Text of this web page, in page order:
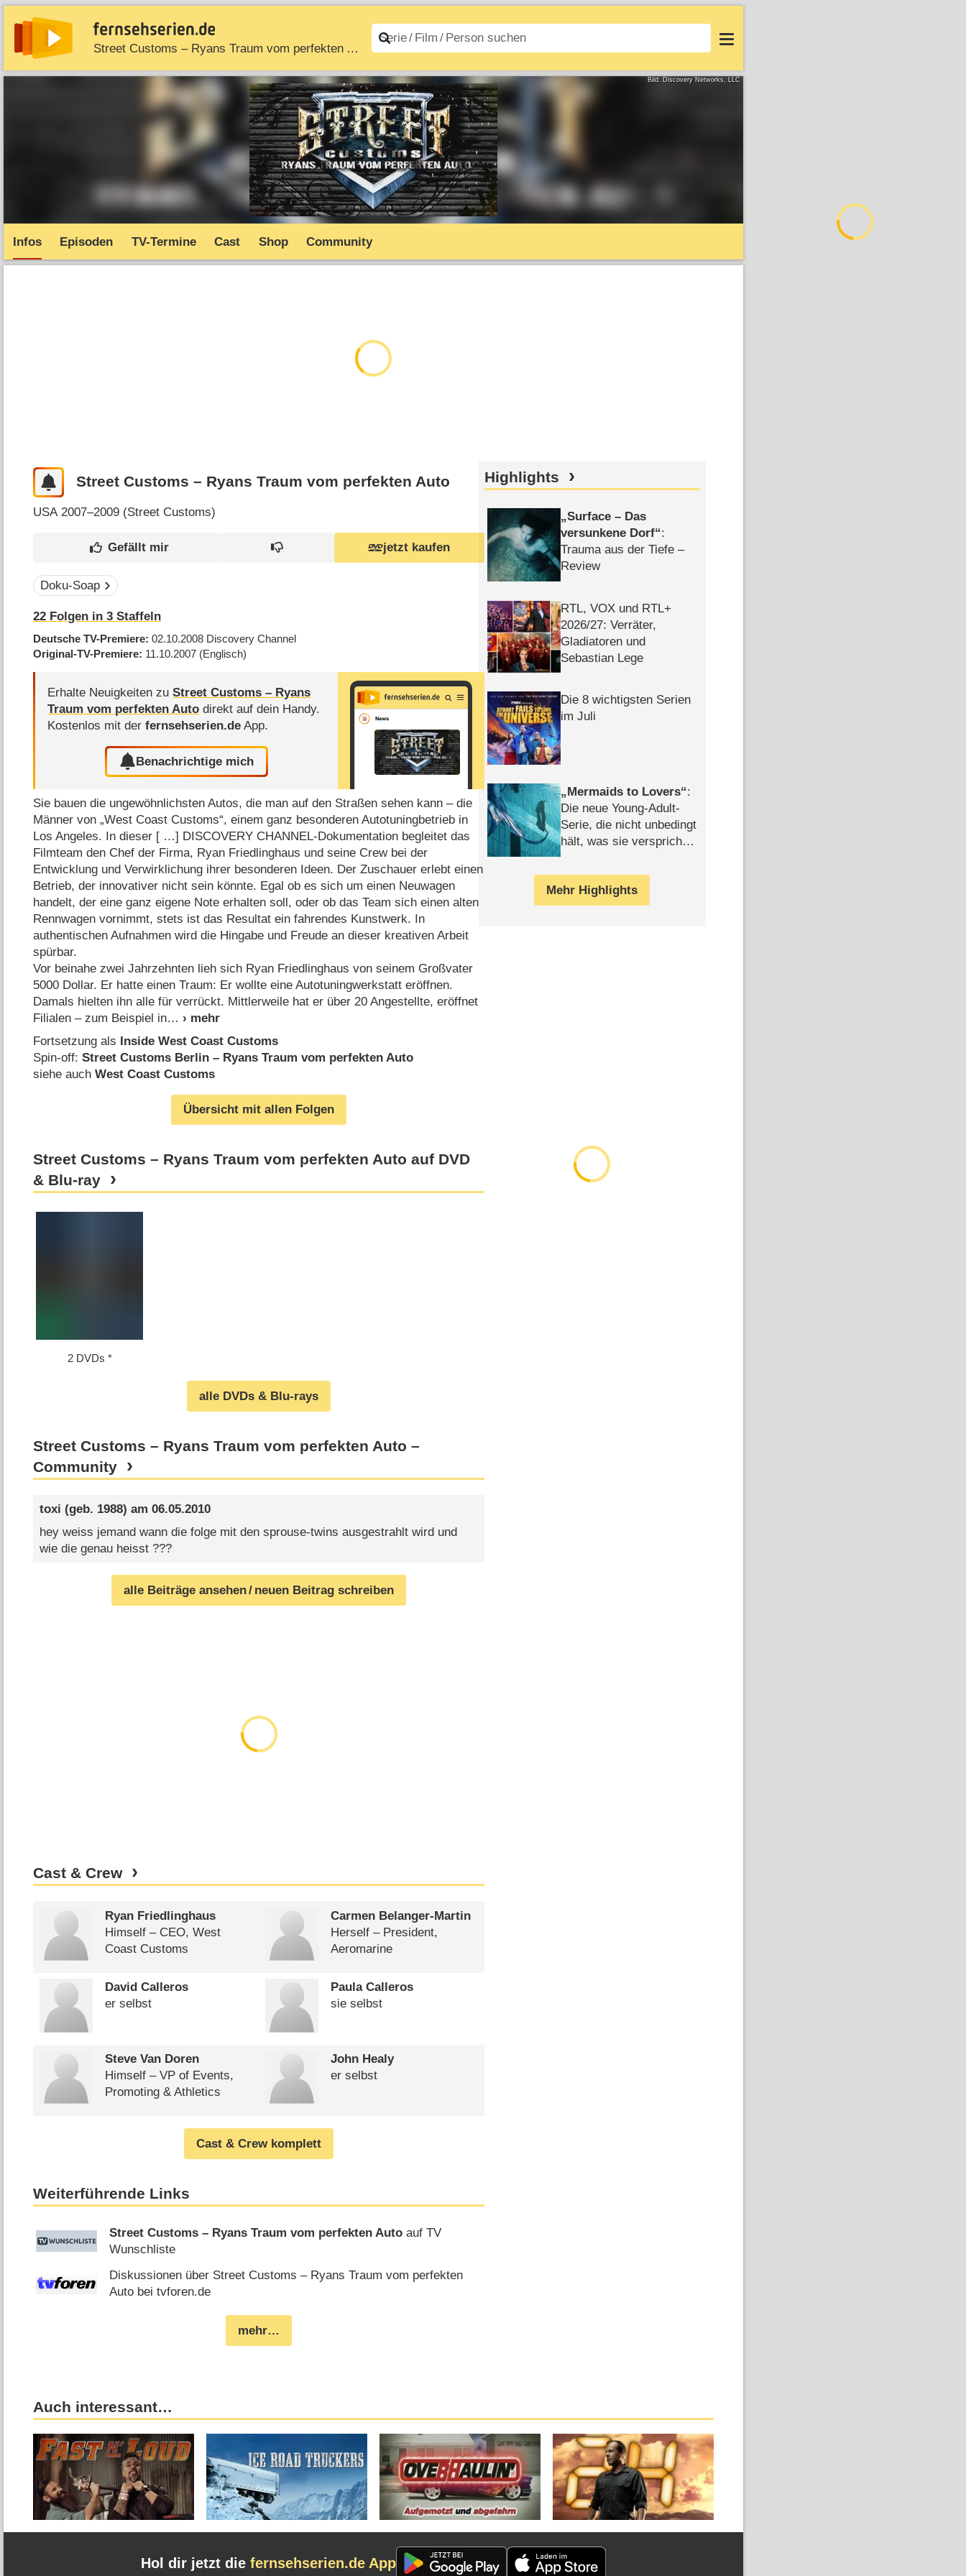
Street Customs – Ryans Traum vom perfekten Auto
News Entdecken Streaming TV-Starts Serien A–Z Filme A–Z Login
Bild: Discovery Networks, LLC
Infos Episoden TV-Termine Cast Shop Community
Street Customs – Ryans Traum vom perfekten Auto
USA 2007–2009 (Street Customs)
jetzt kaufen
Doku-Soap
22 Folgen in3 Staffeln
Deutsche TV-Premiere 02.10.2008 Discovery Channel
Original-TV-Premiere 11.10.2007 (Englisch)
Erhalte Neuigkeiten zuStreet Customs – Ryans
Traum vom perfekten Auto direkt auf dein Handy.
Kostenlos mit derfernsehserien.de App.
Benachrichtige mich
Sie bauen die ungewöhnlichsten Autos, die man auf den Straßen sehen kann – die
Männer von „West Coast Customs“, einem ganz besonderen Autotuningbetrieb in
Los Angeles. In dieser [ …] DISCOVERY CHANNEL-Dokumentation begleitet das
Filmteam den Chef der Firma, Ryan Friedlinghaus und seine Crew bei der
Entwicklung und Verwirklichung ihrer besonderen Ideen. Der Zuschauer erlebt einen
Betrieb, der innovativer nicht sein könnte. Egal ob es sich um einen Neuwagen
handelt, der eine ganz eigene Note erhalten soll, oder ob das Team sich einen alten
Rennwagen vornimmt, stets ist das Resultat ein fahrendes Kunstwerk. In
authentischen Aufnahmen wird die Hingabe und Freude an dieser kreativen Arbeit
spürbar.
Vor beinahe zwei Jahrzehnten lieh sich Ryan Friedlinghaus von seinem Großvater
5000 Dollar. Er hatte einen Traum: Er wollte eine Autotuningwerkstatt eröffnen.
Damals hielten ihn alle für verrückt. Mittlerweile hat er über 20 Angestellte, eröffnet
Filialen – zum Beispiel in
Fortsetzung als Inside West Coast Customs
Spin-off:Street Customs Berlin – Ryans Traum vom perfekten Auto
siehe auchWest Coast Customs
Übersicht mit allen Folgen
Street Customs – Ryans Traum vom perfekten Auto auf DVD
& Blu-ray
2 DVDs
alle DVDs & Blu-rays
Street Customs – Ryans Traum vom perfekten Auto –
Community
toxi (geb. 1988) am 06.05.2010
hey weiss jemand wann die folge mit den sprouse-twins ausgestrahlt wird und
wie die genau heisst ???
alle Beiträge ansehen/ neuen Beitrag schreiben
Cast & Crew
Ryan Friedlinghaus
Himself – CEO, West
Coast Customs
Carmen Belanger-Martin
Herself – President,
Aeromarine
David Calleros
er selbst
Paula Calleros
sie selbst
Steve Van Doren
Himself – VP of Events,
Promoting & Athletics
John Healy
er selbst
Cast & Crew komplett
Weiterführende Links
Street Customs – Ryans Traum vom perfekten Auto auf TV
Wunschliste
Diskussionen über Street Customs – Ryans Traum vom perfekten
Auto bei tvforen.de
mehr…
Highlights
Surface – Das
versunkene Dorf :
Trauma aus der Tiefe –
Review
RTL, VOX und RTL+
2026/​27: Verräter,
Gladiatoren und
Sebastian Lege
Die 8 wichtigsten Serien
im Juli
Mermaids to Lovers :
Die neue Young-Adult-
Serie, die nicht unbedingt
hält, was sie verspricht –
Mehr Highlights
Auch interessant…
Hol dir jetzt die fernsehserien.de App